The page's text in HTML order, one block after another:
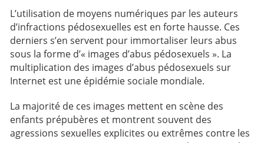
L’utilisation de moyens numériques par les auteurs
d’infractions pédosexuelles est en forte hausse. Ces
derniers s’en servent pour immortaliser leurs abus
sous la forme d’« images d’abus pédosexuels ». La
multiplication des images d’abus pédosexuels sur
Internet est une épidémie sociale mondiale.
La majorité de ces images mettent en scène des
enfants prépubères et montrent souvent des
agressions sexuelles explicites ou extrêmes contre les